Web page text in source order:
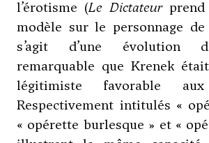
l’érotisme (Le Dictateurprend
modèle sur le personnage
s’agit d’une évolution
remarquable que Krenek
légitimiste favorable aux
Respectivement intitulés «
« opérette burlesque » et «